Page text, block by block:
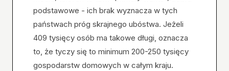
podstawowe - ich brak wyznacza w tych
państwach próg skrajnego ubóstwa. Jeżeli
409 tysięcy osób ma takowe długi, oznacza
to, że tyczy się to minimum 200-250 tysięcy
gospodarstw domowych w całym kraju.